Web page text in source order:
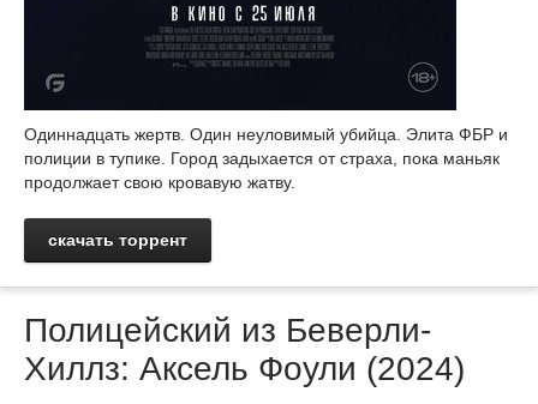
Одиннадцать жертв. Один неуловимый убийца. Элита ФБР и
полиции в тупике. Город задыхается от страха, пока маньяк
продолжает свою кровавую жатву.
скачать торрент
Полицейский из Беверли-
Хиллз: Аксель Фоули (2024)